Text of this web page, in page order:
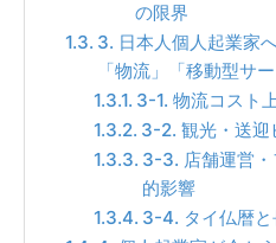
の限界
3. 日本人個人起業家
「物流」「移動型サー
3-1. 物流コスト
3-2. 観光・送迎
3-3. 店舗運営
的影響
3-4. タイ仏暦と